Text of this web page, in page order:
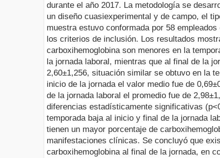
durante el año 2017. La metodología se
un diseño cuasiexperimental y de campo, el
muestra estuvo conformada por 58
los criterios de inclusión. Los resultados
carboxihemoglobina son menores en la
la jornada laboral, mientras que al final de la
2,60±1,256, situación similar se obtuvo en la
inicio de la jornada el valor medio fue de
de la jornada laboral el promedio fue de
diferencias estadísticamente significativas
temporada baja al inicio y final de la jornada
tienen un mayor porcentaje de
manifestaciones clínicas. Se concluyó que
carboxihemoglobina al final de la jornada, en